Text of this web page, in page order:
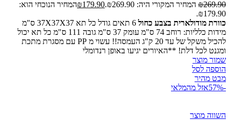
₪269.90 המחיר המקורי היה: ₪269.90. ₪179.90
המחיר הנוכחי הוא:
₪179.90.
כוורת מודולארית בצבע כחול
6 תאים גודל כל תא 37X37X37 ס"מ
מידות כלליות: רוחב 74 ס"מ עומק 37 ס"מ גובה 111 ס"מ כל תא יכול
להכיל משקל של עד 20 ק"ג העמסה!! עשוי מ PP עם מסגרת מתכת
ומגנט לכל דלת! **האיורים יגיעו באופן רנדומלי
שמור מוצר
הוספה לסל
מבט מהיר
-57%
אזל מהמלאי
השווה מוצר